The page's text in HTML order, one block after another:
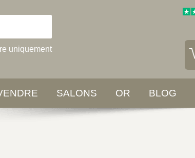
uniquement
SALONS OR BLOG